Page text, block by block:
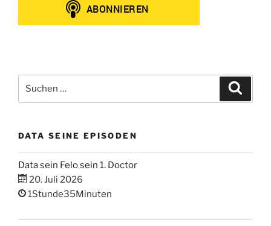
nach:
DATA SEINE EPISODEN
Data sein Felo sein 1. Doctor
20. Juli 2026
1Stunde35Minuten